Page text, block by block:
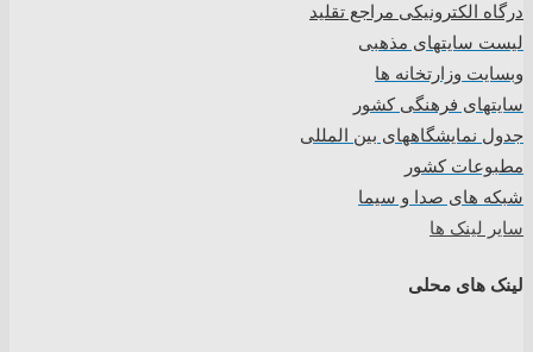
درگاه الکترونیکی مراجع تقلید
لیست سایتهای مذهبی
وبسایت وزارتخانه ها
سایتهای فرهنگی کشور
جدول نمایشگاههای بین المللی
مطبوعات کشور
شبکه های صدا و سیما
سایر لینک ها
لینک های محلی